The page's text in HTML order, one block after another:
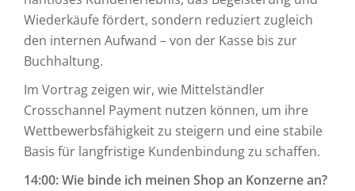
Wiederkäufe fördert, sondern reduziert zugleich
den internen Aufwand – von der Kasse bis zur
Buchhaltung.
Im Vortrag zeigen wir, wie Mittelständler
Crosschannel Payment nutzen können, um ihre
Wettbewerbsfähigkeit zu steigern und eine stabile
Basis für langfristige Kundenbindung zu schaffen.
14:00: Wie binde ich meinen Shop an Konzerne an?